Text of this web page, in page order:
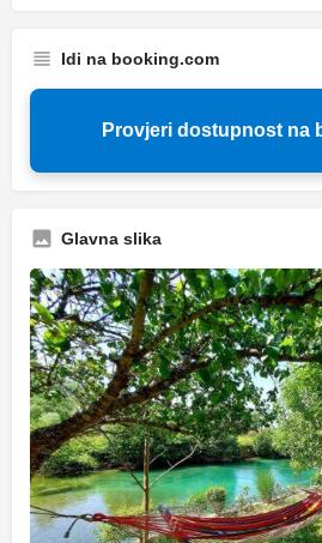
Idi na booking.com
Provjeri dostupnost na
Glavna slika